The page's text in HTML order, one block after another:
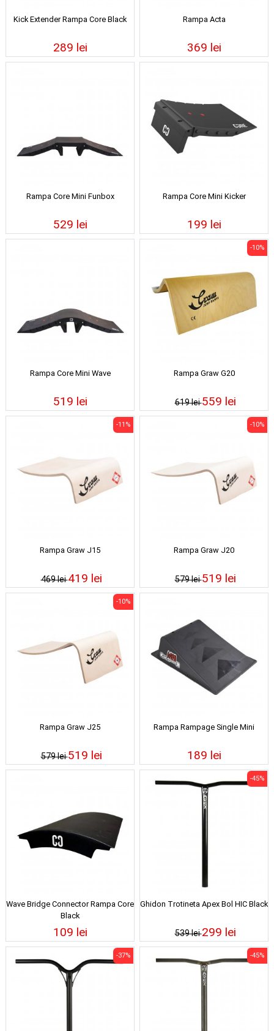
Kick Extender Rampa Core Black
289 lei
Rampa Acta
369 lei
Rampa Core Mini Funbox
529 lei
Rampa Core Mini Kicker
199 lei
Rampa Core Mini Wave
519 lei
Rampa Graw G20
619 lei
-10%
559 lei
Rampa Graw J15
469 lei
-11%
419 lei
Rampa Graw J20
579 lei
-10%
519 lei
Rampa Graw J25
579 lei
-10%
519 lei
Rampa Rampage Single Mini
189 lei
Wave Bridge Connector Rampa Core
Black
109 lei
Ghidon Trotineta Apex Bol HIC Black
539 lei
-45%
299 lei
-37% -45%